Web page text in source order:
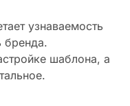
узнаваемость
бренда.
шаблона, а